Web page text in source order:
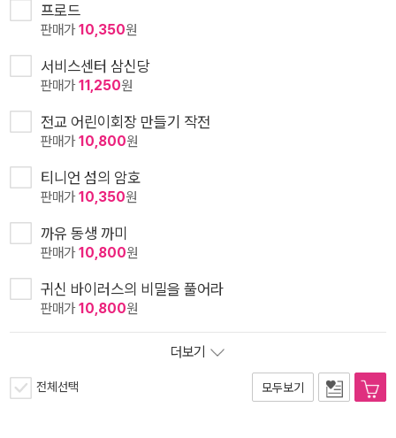
프로드
판매가10,350원
서비스센터 삼신당
판매가11,250원
전교 어린이회장 만들기 작전
판매가10,800원
티니언 섬의 암호
판매가10,350원
까유 동생 까미
판매가10,800원
귀신 바이러스의 비밀을 풀어라
판매가10,800원
더보기
전체선택 모두보기